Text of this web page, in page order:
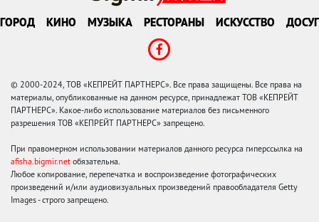
ГОРОД КИНО МУЗЫКА РЕСТОРАНЫ ИСКУССТВО ДОСУГ
© 2000-2024, ТОВ «КЕПРЕЙТ ПАРТНЕРС». Все права защищены. Все права на
материалы, опубликованные на данном ресурсе, принадлежат ТОВ «КЕПРЕЙТ
ПАРТНЕРС». Какое-либо использование материалов без письменного
разрешения ТОВ «КЕПРЕЙТ ПАРТНЕРС» запрещено.
При правомерном использовании материалов данного ресурса гиперссылка на
afisha.bigmir.net обязательна.
Любое копирование, перепечатка и воспроизведение фотографических
произведений и/или аудиовизуальных произведений правообладателя Getty
Images - строго запрещено.